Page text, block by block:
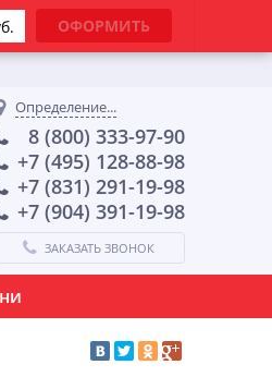
Определение...
8 (800) 333-97-90
+7 (495) 128-88-98
+7 (831) 291-19-98
+7 (904) 391-19-98
ЗАКАЗАТЬ ЗВОНОК
ОФОРМИТЬ